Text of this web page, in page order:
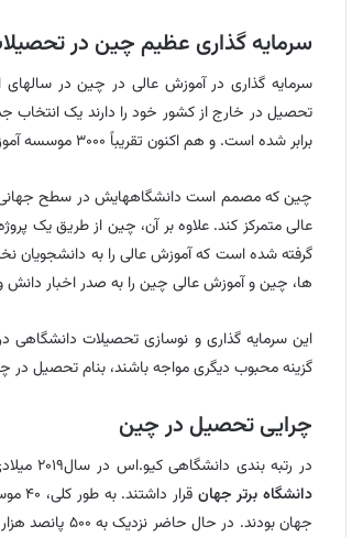
سرمایه گذاری عظیم چین در
سرمایه گذاری در آموزش عالی در چین در سالهای
تحصیل در خارج از کشور خود را دارند یک
برابر شده است. و هم اکنون تقریباً ۳۰۰۰ موسسه آموزش عالی در چین وجود دارد.
چین که مصمم است دانشگاههایش در سطح جهانی
گرفته شده است که آموزش عالی را به دانشجویان
ها، چین و آموزش عالی چین را به صدر اخبار دانش
این سرمایه گذاری و نوسازی تحصیلات
گزینه محبوب دیگری مواجه باشند، بنام تحصیل در
چرایی تحصیل در چین
در رتبه بندی دانشگاهی کیو.اس در سال۲۰۱۹ میلادی (QS World University Rankings 2019) جملگی شش ۶ دانشگاه چین در لیست ۱۰۰
دانشگاه برتر جهان
جهان بودند. در حال حاضر نزدیک به ۵۰۰ پانصد هزار